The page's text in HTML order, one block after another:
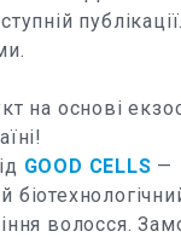
на основі
GOOD CELLS —
волосся.